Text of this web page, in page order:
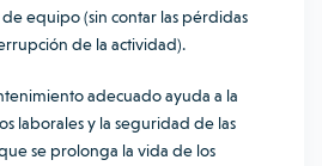
equipo (sin contar las pérdidas
de la actividad).
adecuado ayuda a la
laborales y la seguridad de las
se prolonga la vida de los